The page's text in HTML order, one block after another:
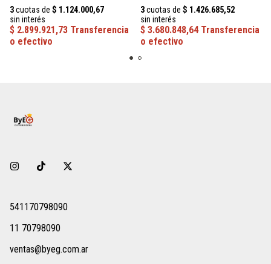
541170798090
11 70798090
ventas@byeg.com.ar